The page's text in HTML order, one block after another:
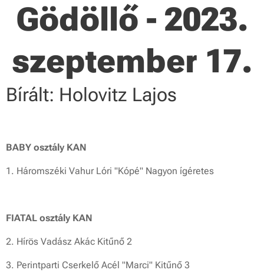
Gödöllő - 2023.
szeptember 17.
Bírált: Holovitz Lajos
BABY osztály KAN
1. Háromszéki Vahur Lóri "Kópé" Nagyon ígéretes
FIATAL osztály KAN
2. Hírös Vadász Akác Kitűnő 2
3. Perintparti Cserkelő Acél "Marci" Kitűnő 3